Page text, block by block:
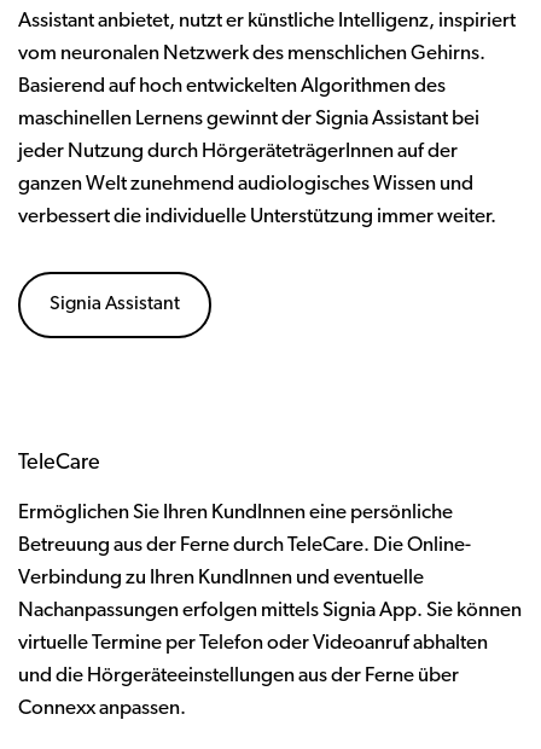
Assistant anbietet, nutzt er künstliche Intelligenz, inspiriert
vom neuronalen Netzwerk des menschlichen Gehirns.
Basierend auf hoch entwickelten Algorithmen des
maschinellen Lernens gewinnt der Signia Assistant bei
jeder Nutzung durch HörgeräteträgerInnen auf der
ganzen Welt zunehmend audiologisches Wissen und
verbessert die individuelle Unterstützung immer weiter.
Signia Assistant
TeleCare
Ermöglichen Sie Ihren KundInnen eine persönliche
Betreuung aus der Ferne durch TeleCare. Die Online-
Verbindung zu Ihren KundInnen und eventuelle
Nachanpassungen erfolgen mittels Signia App. Sie können
virtuelle Termine per Telefon oder Videoanruf abhalten
und die Hörgeräteeinstellungen aus der Ferne über
Connexx anpassen.